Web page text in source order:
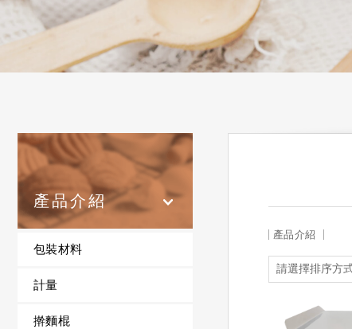
產品介紹
包裝材料
計量
擀麵棍
產品介紹